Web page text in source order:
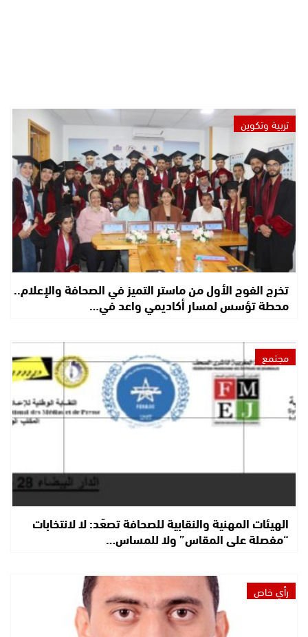
تربية وتكوين
تخرج الفوج الأول من ماستر التميز في الصحافة والإعلام..
محطة تؤسس لمسار أكاديمي واعد في…
مجتمع
الهيئات المهنية والنقابية للصحافة تصعّد: لا لانتخابات
“مفصلة على المقاس” ولا للمساس…
رأي خاص